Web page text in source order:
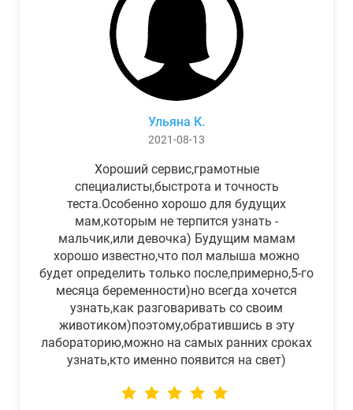
Ульяна К.
2021-08-13
Хороший сервис,грамотные
специалисты,быстрота и точность
теста.Особенно хорошо для будущих
мам,которым не терпится узнать -
мальчик,или девочка) Будущим мамам
хорошо известно,что пол малыша можно
будет определить только после,примерно,5-го
месяца беременности)но всегда хочется
узнать,как разговаривать со своим
животиком)поэтому,обратившись в эту
лабораторию,можно на самых ранних сроках
узнать,кто именно появится на свет)